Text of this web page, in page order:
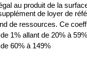
au produit de la
de loyer de
de ressources. Ce
1% allant de 20% à 59%
60% à 149%